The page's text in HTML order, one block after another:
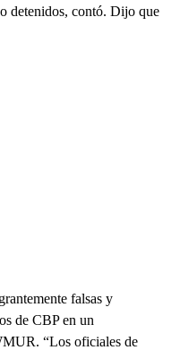
detenidos, contó. Dijo que
falsas y
de CBP en un
“Los oficiales de